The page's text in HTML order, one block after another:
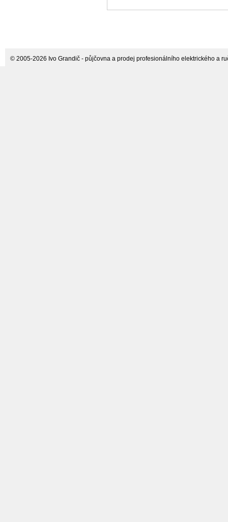
© 2005-2026 Ivo Grandič - půjčovna a prodej profesionálního elektrického a